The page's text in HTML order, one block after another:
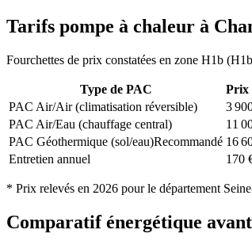
Tarifs pompe à chaleur à
Fourchettes de prix constatées en zone H1b (
Type de PAC Prix
PAC Air/Air (climatisation réversible)
3
PAC Air/Eau (chauffage central)
11
PAC Géothermique (sol/eau)Recommandé 16
Entretien annuel
170
* Prix relevés en 2026 pour le département
Comparatif énergétique